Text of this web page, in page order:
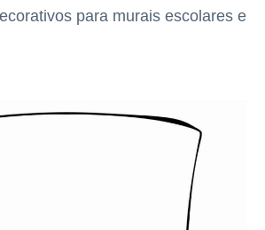
para murais escolares e